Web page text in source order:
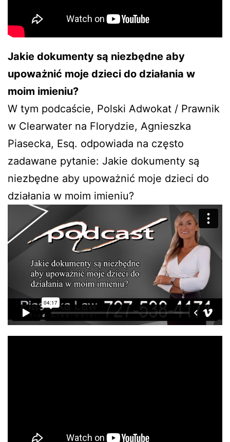
Jakie dokumenty są niezbędne aby
upoważnić moje dzieci do działania w
moim imieniu?
W tym podcaście, Polski Adwokat / Prawnik
w Clearwater na Florydzie, Agnieszka
Piasecka, Esq. odpowiada na często
zadawane pytanie: Jakie dokumenty są
niezbędne aby upoważnić moje dzieci do
działania w moim imieniu?